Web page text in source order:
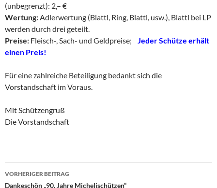
(unbegrenzt): 2,– €
Wertung:Adlerwertung (Blattl, Ring, Blattl, usw.), Blattl bei LP
werden durch drei geteilt.
Preise: Fleisch-, Sach- und Geldpreise; Jeder Schütze erhält
einen Preis!
Für eine zahlreiche Beteiligung bedankt sich die
Vorstandschaft im Voraus.
Mit Schützengruß
Die Vorstandschaft
VORHERIGER BEITRAG
Dankeschön „90. Jahre Michelischützen“